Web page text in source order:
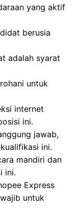
yang aktif
berusia
adalah syarat
untuk
internet
ini.
jawab,
ini.
mandiri dan
ini.
Express
untuk